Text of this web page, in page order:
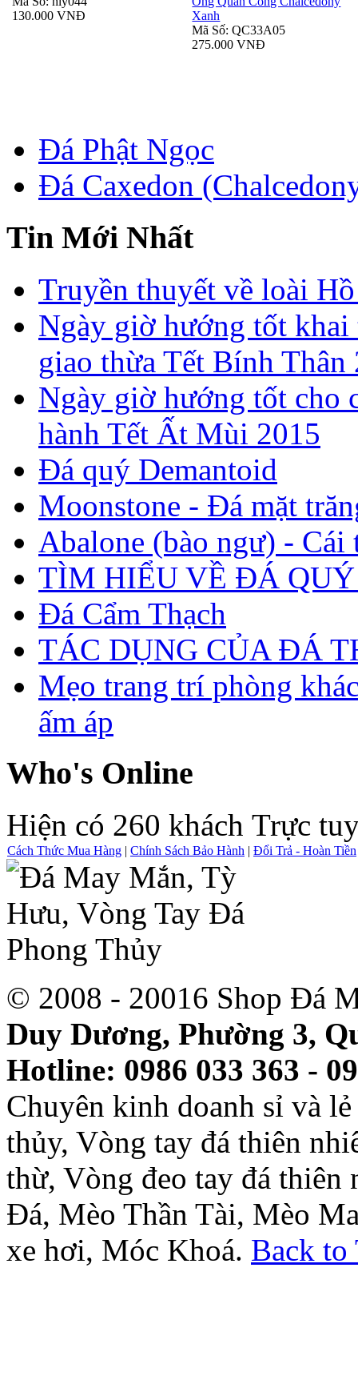
130.000 VNĐ
Xanh
Mã Số: QC33A05
275.000 VNĐ
Đá Phật Ngọc
Đá Caxedon
Tin Mới Nhất
Truyền thuyết về loài
Ngày giờ hướng tốt
giao thừa Tết Bính Thân
Ngày giờ hướng tốt cho
hành Tết Ất Mùi 2015
Đá quý Demantoid
Moonstone - Đá mặt
Abalone (bào ngư) - Cái
TÌM HIỂU VỀ ĐÁ QUÝ
Đá Cẩm Thạch
TÁC DỤNG CỦA ĐÁ
Mẹo trang trí phòng
ấm áp
Who's Online
Hiện có 260 khách Trực
Cách Thức Mua Hàng | Chính Sách Bảo Hành | Đổi Trả - Hoàn Tiền
© 2008 - 20016 Shop Đá
Duy Dương, Phường 3,
Hotline: 0986 033 363 -
Chuyên kinh doanh sỉ và
thủy, Vòng tay đá thiên
thừ, Vòng đeo tay đá thiên
Đá, Mèo Thần Tài, Mèo
xe hơi, Móc Khoá. Back to